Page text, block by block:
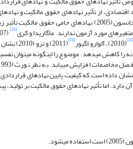
بر عملکرد اقتصادی، از تأثیر نهادهای حقوق
آن‌ها نپرداخته است. براساس تحقیق عجم­اوغلو و
مورد آزمون ندارند. ماگاریدا و کری[21]
[22] (2010)، آلوارو اگیور [23] (2011) و
را کاهش می­دهد. موضوع را این­گونه می­توان
قراردادی اهمیت می­یابد. اگیور (2011) نیز نشان داده است که
دارد. اما تأثیر نهادهای حقوق مالکیت بر